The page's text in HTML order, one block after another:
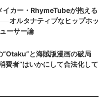
イカー・RhymeTubeが抱える
オルタナティブなヒップホッ
ーサー論
“Otaku”と海賊版漫画の破局
費者”はいかにして合法化して